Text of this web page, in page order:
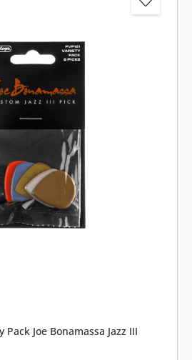
Joe Bonamassa Jazz III